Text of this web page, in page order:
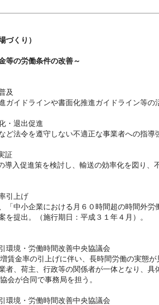
くり）
等の労働条件の改善～
及
ガイドラインや書面化推進ガイドライン等の
・退出促進
ど法令を遵守しない不適正な事業者への指導
証
導入促進策を検討し、輸送の効率化を図り、
引上げ
「中小企業における月６０時間超の時間外
提出。（施行期日：平成３１年４月）。
環境・労働時間改善中央協議会
賃金率の引上げに伴い、長時間労働の実態
者、荷主、行政等の関係者が一体となり、具
会が合同で事務局を担う。
環境・労働時間改善中央協議会